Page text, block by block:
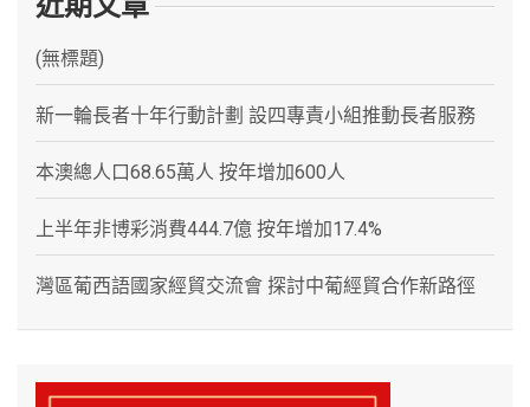
(無標題)
新一輪長者十年行動計劃 設四專責小組推動長者服務
本澳總人口68.65萬人 按年增加600人
上半年非博彩消費444.7億 按年增加17.4%
灣區葡西語國家經貿交流會 探討中葡經貿合作新路徑